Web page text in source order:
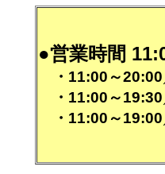
●営業時間
・11:00～20:00
・11:00～19:30
・11:00～19:00